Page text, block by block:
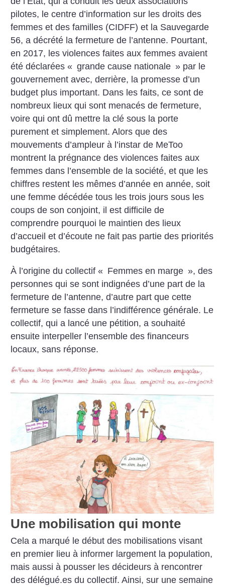
pilotes, le centre d’information sur les droits des
femmes et des familles (CIDFF) et la Sauvegarde
56, a décrété la fermeture de l’antenne. Pourtant,
en 2017, les violences faites aux femmes avaient
été déclarées « grande cause nationale » par le
gouvernement avec, derrière, la promesse d’un
budget plus important. Dans les faits, ce sont de
nombreux lieux qui sont menacés de fermeture,
voire qui ont dû mettre la clé sous la porte
purement et simplement. Alors que des
mouvements d’ampleur à l’instar de MeToo
montrent la prégnance des violences faites aux
femmes dans l’ensemble de la société, et que les
chiffres restent les mêmes d’année en année, soit
une femme décédée tous les trois jours sous les
coups de son conjoint, il est difficile de
comprendre pourquoi le maintien des lieux
d’accueil et d’écoute ne fait pas partie des priorités
budgétaires.
À l’origine du collectif « Femmes en marge », des
personnes qui se sont indignées d’une part de la
fermeture de l’antenne, d’autre part que cette
fermeture se fasse dans l’indifférence générale. Le
collectif, qui a lancé une pétition, a souhaité
ensuite interpeller l’ensemble des financeurs
locaux, sans réponse.
Une mobilisation qui monte
Cela a marqué le début des mobilisations visant
en premier lieu à informer largement la population,
mais aussi à pousser les décideurs à rencontrer
des délégué.es du collectif. Ainsi, sur une semaine